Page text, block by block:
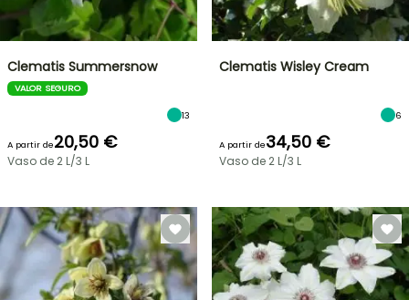
Clematis Summersnow
VALOR SEGURO
13
A partir de20,50 €
Vaso de 2 L/3 L
Clematis Wisley Cream
6
A partir de34,50 €
Vaso de 2 L/3 L